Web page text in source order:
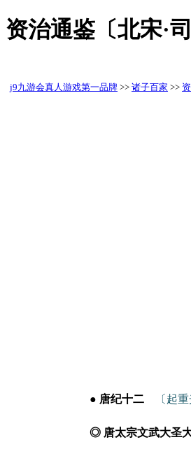
资治通鉴〔北宋
j9九游会真人游戏第一品牌 >> 诸子百家 >>
● 唐纪十二 〔起
◎ 唐太宗文武大圣